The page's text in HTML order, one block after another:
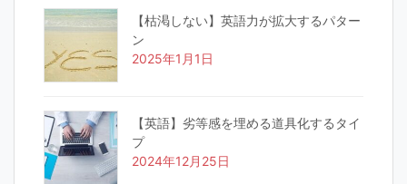
【枯渇しない】英語力が拡大するパター
ン
2025年1月1日
【英語】劣等感を埋める道具化するタイ
プ
2024年12月25日